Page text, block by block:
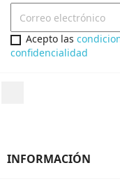
Acepto las
confidencialidad
INFORMACIÓN